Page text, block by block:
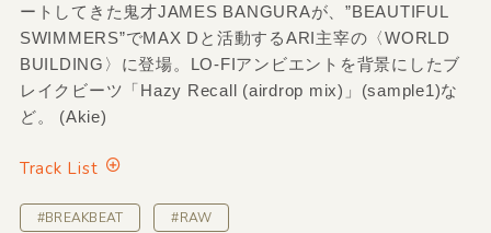
ートしてきた鬼才JAMES BANGURAが、”BEAUTIFUL
SWIMMERS”でMAX Dと活動するARI主宰の〈WORLD
BUILDING〉に登場。LO-FIアンビエントを背景にしたブ
レイクビーツ「Hazy Recall (airdrop mix)」(sample1)な
ど。 (Akie)
Track List
#BREAKBEAT #RAW